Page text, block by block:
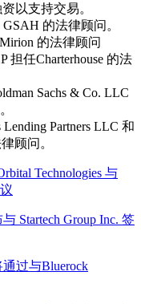
以支持交易。
的法律顾问。
的法律顾问
担任Charterhouse 的法
Sachs & Co. LLC
Partners LLC 和
顾问。
Technologies 与
Startech Group Inc. 签
过与Bluerock